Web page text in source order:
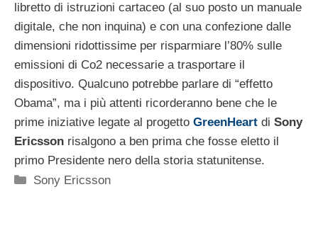
libretto di istruzioni cartaceo (al suo posto un manuale
digitale, che non inquina) e con una confezione dalle
dimensioni ridottissime per risparmiare l’80% sulle
emissioni di Co2 necessarie a trasportare il
dispositivo. Qualcuno potrebbe parlare di “effetto
Obama”, ma i più attenti ricorderanno bene che le
prime iniziative legate al progetto GreenHeart di Sony
Ericsson risalgono a ben prima che fosse eletto il
primo Presidente nero della storia statunitense.
Categorie
Sony Ericsson